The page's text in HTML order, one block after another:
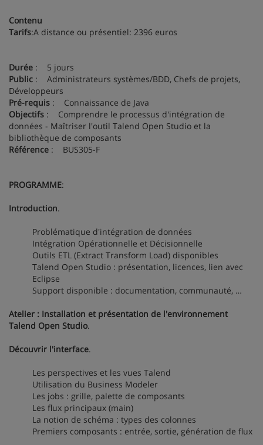
Contenu
Tarifs:A distance ou présentiel: 2396 euros
Durée : 5 jours
Public : Administrateurs systèmes/BDD, Chefs de projets,
Développeurs
Pré-requis : Connaissance de Java
Objectifs : Comprendre le processus d'intégration de
données - Maîtriser l'outil Talend Open Studio et la
bibliothèque de composants
Référence : BUS305-F
PROGRAMME:
Introduction.
Problématique d'intégration de données
Intégration Opérationnelle et Décisionnelle
Outils ETL (Extract Transform Load) disponibles
Talend Open Studio : présentation, licences, lien avec
Eclipse
Support disponible : documentation, communauté, …
Atelier : Installation et présentation de l'environnement
Talend Open Studio.
Découvrir l'interface.
Les perspectives et les vues Talend
Utilisation du Business Modeler
Les jobs : grille, palette de composants
Les flux principaux (main)
La notion de schéma : types des colonnes
Premiers composants : entrée, sortie, génération de flux